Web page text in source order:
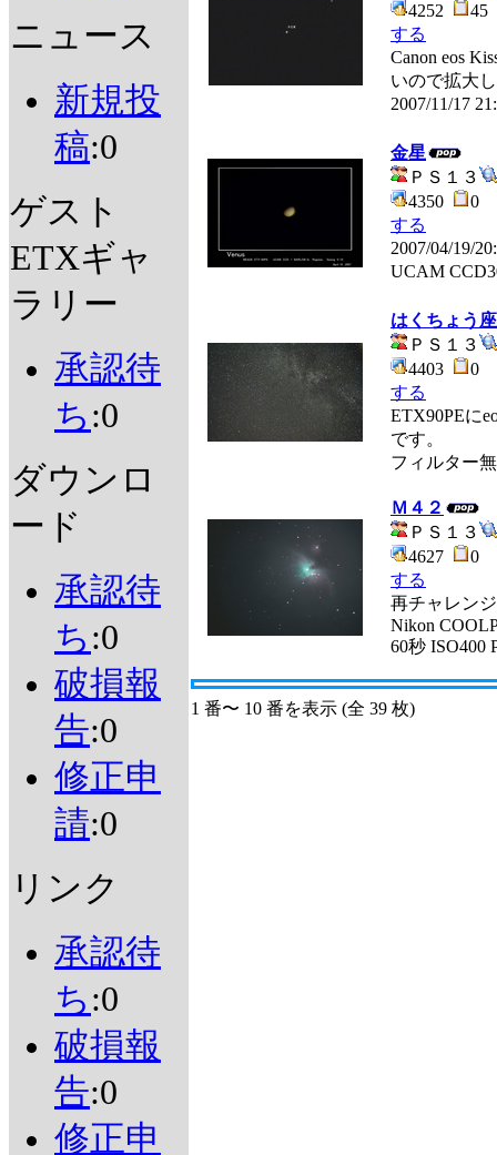
ニュース
新規投
稿:0
ゲスト
ETXギャ
ラリー
承認待
ち :0
ダウンロ
ード
承認待
ち :0
破損報
告:0
修正申
請:0
リンク
承認待
ち :0
破損報
告:0
修正申
4252
する
Canon eos
いので拡大
2007/11/17
金星
ＰＳ１３
4350
0
する
2007/04/19/
UCAM
はくちょう
ＰＳ１３
4403
0
する
ETX90PEに
です。
フィルター
Ｍ４２
ＰＳ１３
4627
0
する
再チャレン
Nikon
60秒 ISO400
1 番〜 10 番を表示 (全 39 枚)